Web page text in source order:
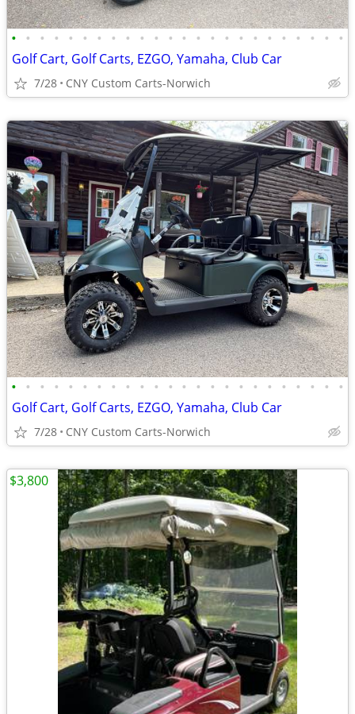
• • • • • • • • • • • • • • • • • • • • • • • •
Golf Cart, Golf Carts, EZGO, Yamaha, Club Car
7/28 CNY Custom Carts-Norwich
• • • • • • • • • • • • • • • • • • • • • • • •
Golf Cart, Golf Carts, EZGO, Yamaha, Club Car
7/28 CNY Custom Carts-Norwich
$3,800